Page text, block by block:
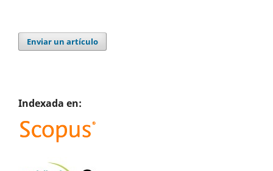
Enviar un artículo
Indexada en: